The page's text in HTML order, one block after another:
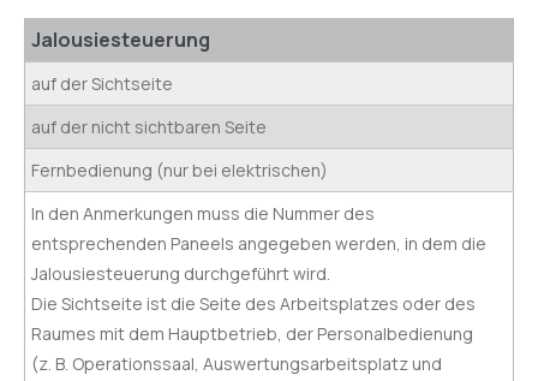
Jalousiesteuerung
auf der Sichtseite
auf der nicht sichtbaren Seite
Fernbedienung (nur bei elektrischen)
In den Anmerkungen muss die Nummer des
entsprechenden Paneels angegeben werden, in dem die
Jalousiesteuerung durchgeführt wird.
Die Sichtseite ist die Seite des Arbeitsplatzes oder des
Raumes mit dem Hauptbetrieb, der Personalbedienung
(z. B. Operationssaal, Auswertungsarbeitsplatz und